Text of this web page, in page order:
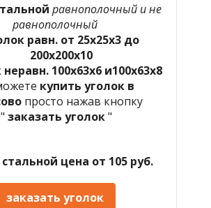
равнополочный и не
равнополочный
равн. от 25х25х3 до
200х200х10
100х63х6 и100х63х8
купить уголок в
просто нажав кнопку
" заказать уголок"
цена от 105 руб.
заказать уголок